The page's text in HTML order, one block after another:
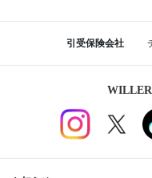
引受保険会社
WILLER